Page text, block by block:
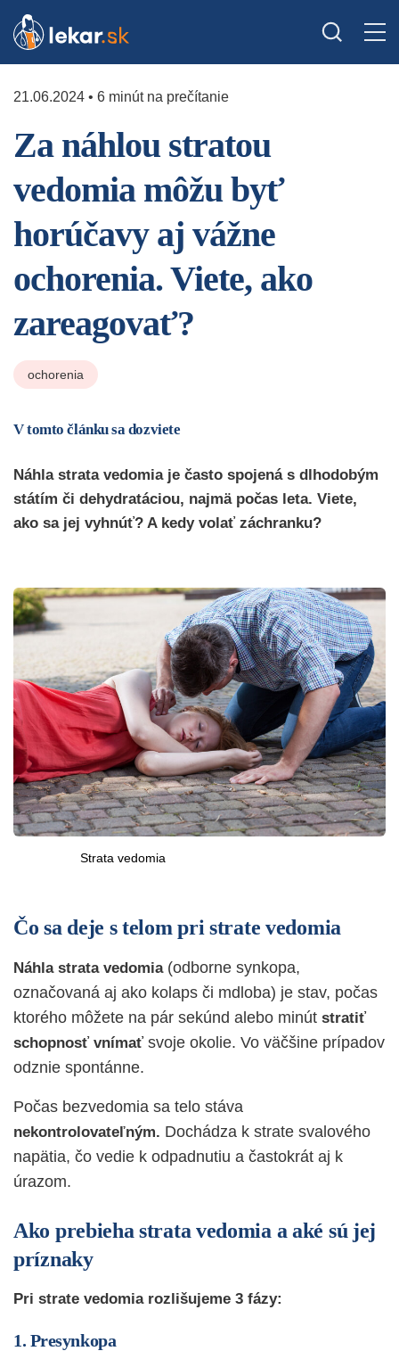
21.06.2024 • 6 minút na prečítanie
Za náhlou stratou
vedomia môžu byť
horúčavy aj vážne
ochorenia. Viete, ako
zareagovať?
ochorenia
V tomto článku sa dozviete
Náhla strata vedomia je často spojená s dlhodobým
státím či dehydratáciou, najmä počas leta. Viete,
ako sa jej vyhnúť? A kedy volať záchranku?
Strata vedomia
Čo sa deje s telom pri strate vedomia
Náhla strata vedomia(odborne synkopa,
označovaná aj ako kolaps či mdloba) je stav, počas
ktorého môžete na pár sekúnd alebo minút stratiť
schopnosť vnímaťsvoje okolie. Vo väčšine prípadov
odznie spontánne.
Počas bezvedomia sa telo stáva
nekontrolovateľným. Dochádza k strate svalového
napätia, čo vedie k odpadnutiu a častokrát aj k
úrazom.
Ako prebieha strata vedomia a aké sú jej
príznaky
Pri strate vedomia rozlišujeme 3 fázy:
1. Presynkopa